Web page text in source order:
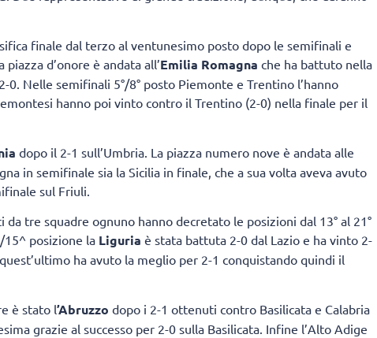
finale dal terzo al ventunesimo posto dopo le semifinali e
d’onore è andata all’Emilia Romagna che ha battuto nella
0. Nelle semifinali 5°/8° posto Piemonte e Trentino l’hanno
hanno poi vinto contro il Trentino (2-0) nella finale per il
dopo il 2-1 sull’Umbria. La piazza numero nove è andata alle
in semifinale sia la Sicilia in finale, che a sua volta aveva avuto
sul Friuli.
tre squadre ognuno hanno decretato le posizioni dal 13° al 21°
posizione la Liguria è stata battuta 2-0 dal Lazio e ha vinto 2-
ha avuto la meglio per 2-1 conquistando quindi il
è stato l’Abruzzo dopo i 2-1 ottenuti contro Basilicata e Calabria
grazie al successo per 2-0 sulla Basilicata. Infine l’Alto Adige